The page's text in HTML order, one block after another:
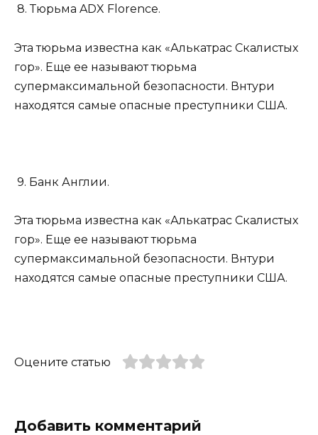
8. Тюрьма ADX Florence.
Эта тюрьма известна как «Алькатрас Скалистых
гор». Еще ее называют тюрьма
супермаксимальной безопасности. Внтури
находятся самые опасные преступники США.
9. Банк Англии.
Эта тюрьма известна как «Алькатрас Скалистых
гор». Еще ее называют тюрьма
супермаксимальной безопасности. Внтури
находятся самые опасные преступники США.
Оцените статью
Добавить комментарий